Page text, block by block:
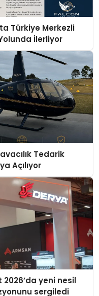
Türkiye Merkezli
İlerliyor
Tedarik
Açılıyor
yeni nesil
sergiledi